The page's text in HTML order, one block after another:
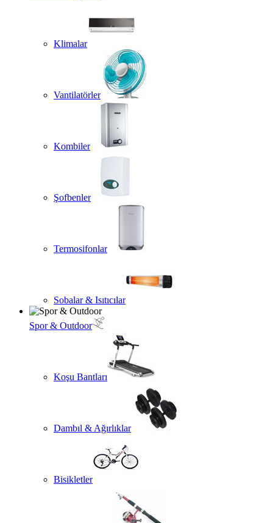
Klimalar
Vantilatörler
Kombiler
Şofbenler
Termosifonlar
Sobalar & Isıtıcılar
Spor & Outdoor
Koşu Bantları
Dambıl & Ağırlıklar
Bisikletler